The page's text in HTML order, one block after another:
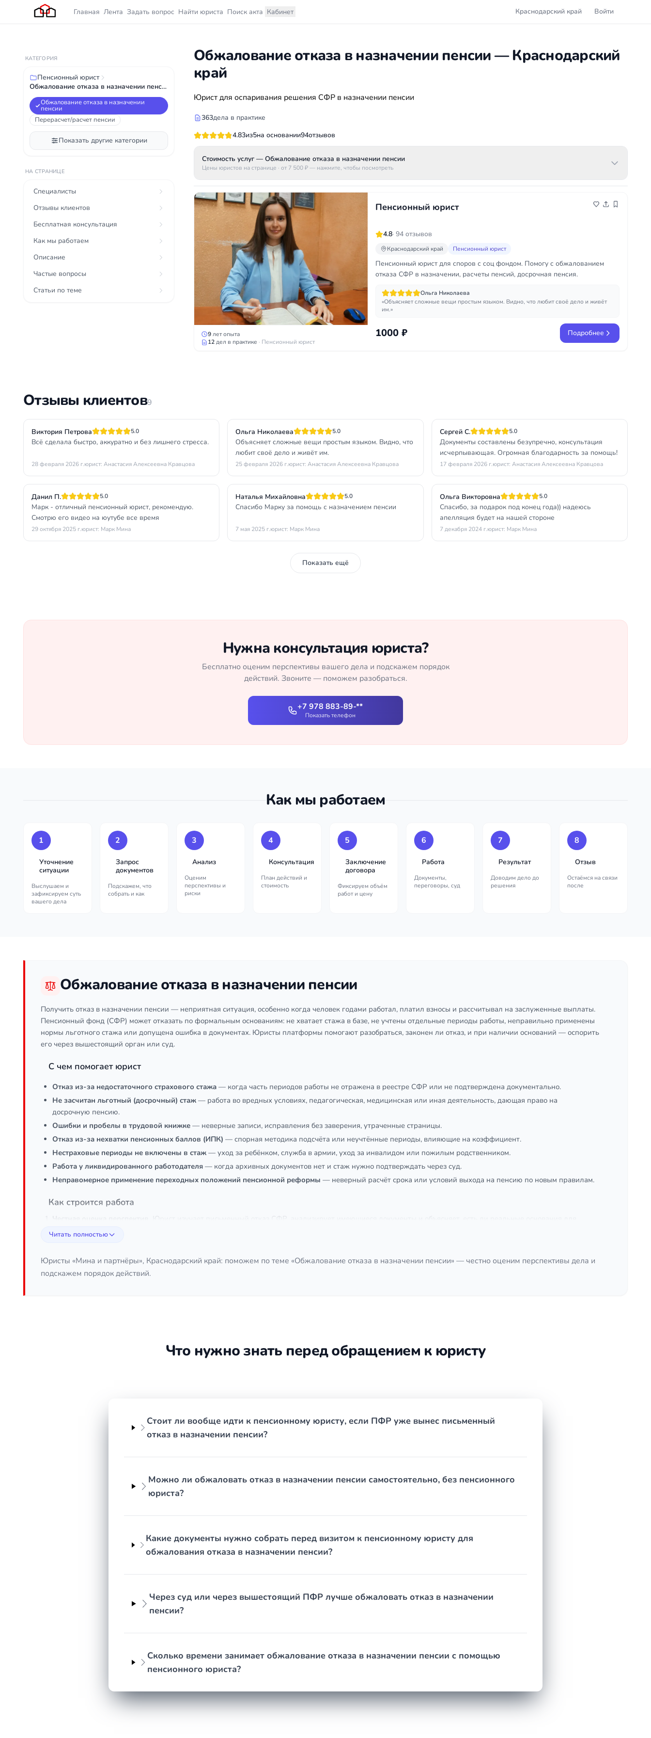
Главная Лента Задать вопрос Найти юриста Поиск акта Кабинет Краснодарский край Войти
КАТЕГОРИЯ
Пенсионный юрист
Обжалование отказа в назначении пенсии
Обжалование отказа в назначении
пенсии
Перерасчет/расчет пенсии
Показать другие категории
НА СТРАНИЦЕ
Специалисты
Отзывы клиентов
Бесплатная консультация
Как мы работаем
Описание
Частые вопросы
Статьи по теме
Обжалование отказа в назначении пенсии — Краснодарский
край
Юрист для оспаривания решения СФР в назначении пенсии
363дела в практике
4.83из5на основании94отзывов
Стоимость услуг — Обжалование отказа в назначении пенсии
Цены юристов на странице · от 7 500 ₽— нажмите, чтобы посмотреть
9лет опыта
12дел в практике · Пенсионный юрист
Пенсионный юрист
4.8· 94 отзывов
Краснодарский край Пенсионный юрист
Пенсионный юрист для споров с соц фондом. Помогу с обжалованием
отказа СФР в назначении, расчеты пенсий, досрочная пенсия.
Ольга Николаева
«Объясняет сложные вещи простым языком. Видно, что любит своё дело и живёт
им.»
1000 ₽ Подробнее
Отзывы клиентов9
Виктория Петрова 5.0
Всё сделала быстро, аккуратно и без лишнего стресса.
28 февраля 2026 г.юрист: Анастасия Алексеевна Кравцова
Ольга Николаева 5.0
Объясняет сложные вещи простым языком. Видно, что
любит своё дело и живёт им.
25 февраля 2026 г.юрист: Анастасия Алексеевна Кравцова
Сергей С. 5.0
Документы составлены безупречно, консультация
исчерпывающая. Огромная благодарность за помощь!
17 февраля 2026 г.юрист: Анастасия Алексеевна Кравцова
Данил П. 5.0
Марк - отличный пенсионный юрист, рекомендую.
Смотрю его видео на юутубе все время
29 октября 2025 г.юрист: Марк Мина
Наталья Михайловна 5.0
Спасибо Марку за помощь с назначением пенсии
7 мая 2025 г.юрист: Марк Мина
Ольга Викторовна 5.0
Спасибо, за подарок под конец года)) надеюсь
апелляция будет на нашей стороне
7 декабря 2024 г.юрист: Марк Мина
Показать ещё
Нужна консультация юриста?
Бесплатно оценим перспективы вашего дела и подскажем порядок
действий. Звоните — поможем разобраться.
+7 978 883-89-**
Показать телефон
Как мы работаем
1
Уточнение
ситуации
Выслушаем и
зафиксируем суть
вашего дела
2
Запрос
документов
Подскажем, что
собрать и как
3
Анализ
Оценим
перспективы и
риски
4
Консультация
План действий и
стоимость
5
Заключение
договора
Фиксируем объём
работ и цену
6
Работа
Документы,
переговоры, суд
7
Результат
Доводим дело до
решения
8
Отзыв
Остаёмся на связи
после
Обжалование отказа в назначении пенсии
Получить отказ в назначении пенсии — неприятная ситуация, особенно когда человек годами работал, платил взносы и рассчитывал на заслуженные выплаты.
Пенсионный фонд (СФР) может отказать по формальным основаниям: не хватает стажа в базе, не учтены отдельные периоды работы, неправильно применены
нормы льготного стажа или допущена ошибка в документах. Юристы платформы помогают разобраться, законен ли отказ, и при наличии оснований — оспорить
его через вышестоящий орган или суд.
С чем помогает юрист
Отказ из-за недостаточного страхового стажа — когда часть периодов работы не отражена в реестре СФР или не подтверждена документально.
Не засчитан льготный (досрочный) стаж — работа во вредных условиях, педагогическая, медицинская или иная деятельность, дающая право на
досрочную пенсию.
Ошибки и пробелы в трудовой книжке — неверные записи, исправления без заверения, утраченные страницы.
Отказ из-за нехватки пенсионных баллов (ИПК) — спорная методика подсчёта или неучтённые периоды, влияющие на коэффициент.
Нестраховые периоды не включены в стаж — уход за ребёнком, служба в армии, уход за инвалидом или пожилым родственником.
Работа у ликвидированного работодателя — когда архивных документов нет и стаж нужно подтверждать через суд.
Неправомерное применение переходных положений пенсионной реформы — неверный расчёт срока или условий выхода на пенсию по новым правилам.
Как строится работа
Юрист изучает письменный отказ СФР, анализирует имеющиеся документы и объясняет, есть ли реальные основания для
обжалования и насколько велики шансы на успех. Если перспективы слабые — скажем об этом прямо, без лишних обещаний.
счёта и устранить расхождения.
Досудебное обжалование.Составляем жалобу в вышестоящее подразделение СФР или в прокуратуру — это быстрее и дешевле судебного пути, если
Документы, подтверждающие нестраховые периоды: свидетельства о рождении детей, военный билет, справки об уходе за нетрудоспособным лицом.
Выписка из индивидуального лицевого счёта (можно получить через Госуслуги).
нередко применяются одновременно. Ошибка в одном звене — и человек получает отказ, который на деле незаконен. Чем раньше обратиться к юристу, тем больше
Читать полностью
Юристы «Мина и партнёры», Краснодарский край: поможем по теме «Обжалование отказа в назначении пенсии» — честно оценим перспективы дела и
подскажем порядок действий.
Что нужно знать перед обращением к юристу
Стоит ли вообще идти к пенсионному юристу, если ПФР уже вынес письменный
отказ в назначении пенсии?
Можно ли обжаловать отказ в назначении пенсии самостоятельно, без пенсионного
юриста?
Какие документы нужно собрать перед визитом к пенсионному юристу для
обжалования отказа в назначении пенсии?
Через суд или через вышестоящий ПФР лучше обжаловать отказ в назначении
пенсии?
Сколько времени занимает обжалование отказа в назначении пенсии с помощью
пенсионного юриста?